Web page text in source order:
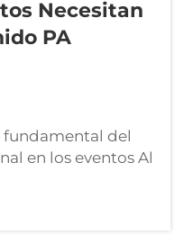
Necesitan
PA
del
en los eventos Al
una conferencia
libre o un
de un